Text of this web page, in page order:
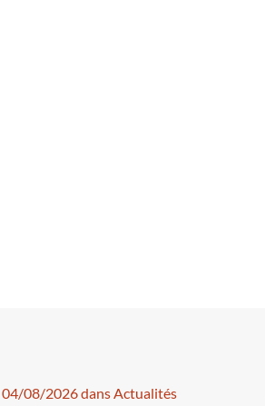
04/08/2026 dans Actualités